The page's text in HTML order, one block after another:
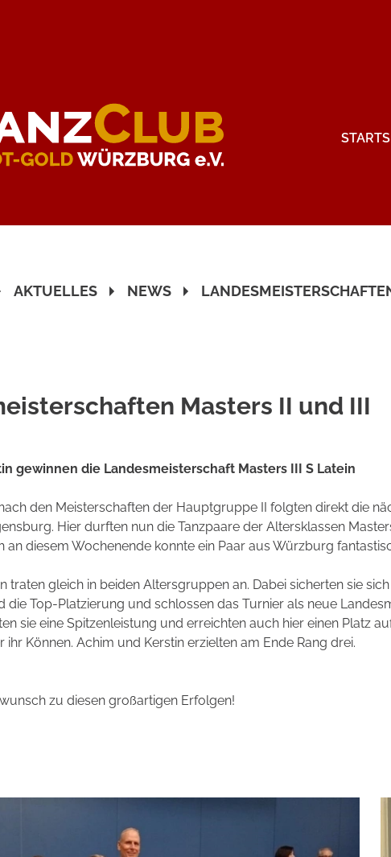
AKTUELLES NEWS
Masters II und III
gewinnen die Landesmeisterschaft Masters III S Latein
den Meisterschaften der Hauptgruppe II folgten direkt die
Hier durften nun die Tanzpaare der Altersklassen
an diesem Wochenende konnte ein Paar aus Würzburg
traten gleich in beiden Altersgruppen an. Dabei sicherten sie
die Top-Platzierung und schlossen das Turnier als neue
sie eine Spitzenleistung und erreichten auch hier einen Platz
ihr Können. Achim und Kerstin erzielten am Ende Rang drei.
zu diesen großartigen Erfolgen!